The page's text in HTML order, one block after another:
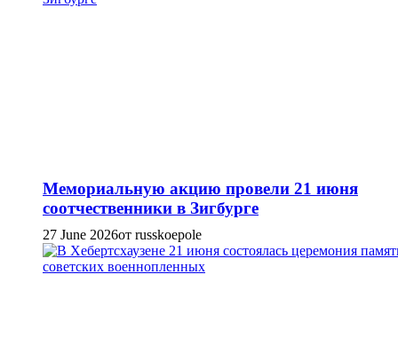
Мемориальную акцию провели 21 июня
соотчественники в Зигбурге
27 June 2026от russkoepole